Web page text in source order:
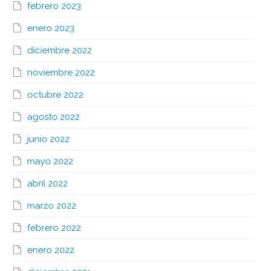
febrero 2023
enero 2023
diciembre 2022
noviembre 2022
octubre 2022
agosto 2022
junio 2022
mayo 2022
abril 2022
marzo 2022
febrero 2022
enero 2022